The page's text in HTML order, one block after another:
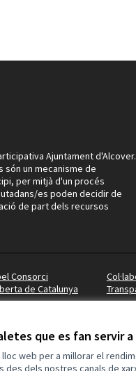
que es fan servir
web per a millorar el
dels nostres canals de
Ajuntament d'Alcover.
són un mecanisme de
per mitjà d'un procés
es poden decidir de
de part dels recursos
Consorci
de Catalunya